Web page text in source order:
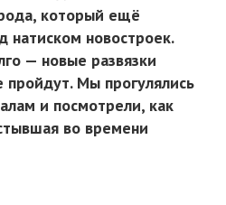
который ещё
натиском новостроек.
— новые развязки
пройдут. Мы прогулялись
и посмотрели, как
во времени